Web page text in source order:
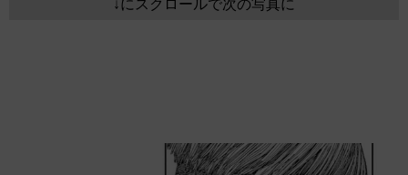
↓にスクロールで次の写真に